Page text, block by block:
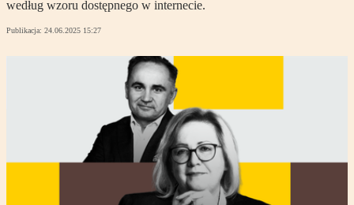
według wzoru dostępnego w internecie.
Publikacja: 24.06.2025 15:27